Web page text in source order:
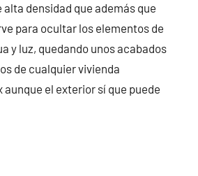
densidad que además que
para ocultar los elementos de
y luz, quedando unos acabados
de cualquier vivienda
aunque el exterior sí que puede